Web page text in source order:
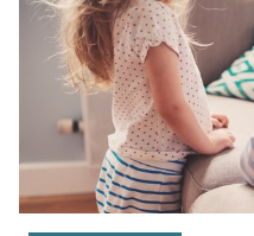
drugim zdravnik,
podjetja O.K. Consulting.
spodnjih vrsticah.